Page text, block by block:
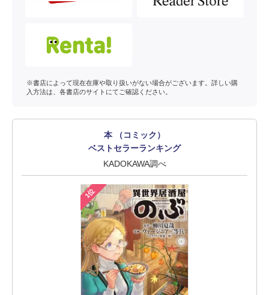
※書店によって現在在庫や取り扱いがない場合がございます。詳しい購
入方法は、各書店のサイトにてご確認ください。
本 （コミック）
ベストセラーランキング
KADOKAWA調べ
1位